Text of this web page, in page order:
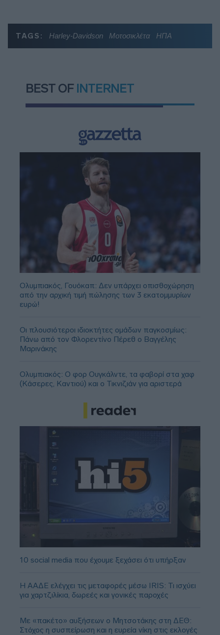
TAGS: Harley-Davidson Μοτοσικλέτα ΗΠΑ
BEST OF INTERNET
Ολυμπιακός, Γουόκαπ: Δεν υπάρχει οπισθοχώρηση
από την αρχική τιμή πώλησης των 3 εκατομμυρίων
ευρώ!
Οι πλουσιότεροι ιδιοκτήτες ομάδων παγκοσμίως:
Πάνω από τον Φλορεντίνο Πέρεθ ο Βαγγέλης
Μαρινάκης
Ολυμπιακός: Ο φορ Ουγκάλντε, τα φαβορί στα χαφ
(Κάσερες, Καντιού) και ο Τικνιζιάν για αριστερά
10 social media που έχουμε ξεχάσει ότι υπήρξαν
Η ΑΑΔΕ ελέγχει τις μεταφορές μέσω IRIS: Τι ισχύει
για χαρτζιλίκια, δωρεές και γονικές παροχές
Με «πακέτο» αυξήσεων ο Μητσοτάκης στη ΔΕΘ:
Στόχος η συσπείρωση και η ευρεία νίκη στις εκλογές